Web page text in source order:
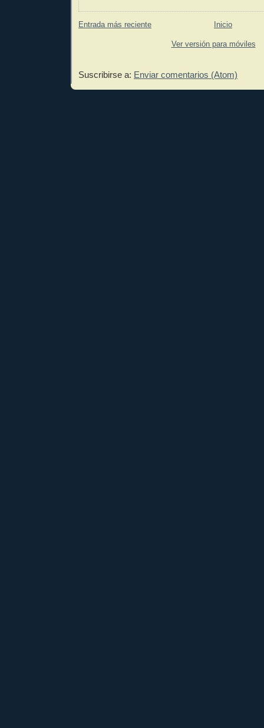
Entrada más reciente Inicio
Ver versión para móviles
Suscribirse a: Enviar comentarios (Atom)